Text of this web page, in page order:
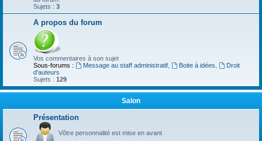
Sujets : 3
A propos du forum
Vos commentaires à son sujet
Sous-forums :
Message au staff administratif, Boite à idées
Droit
d'auteurs
Sujets : 129
Salon
Présentation
Vôtre personnalité est mise en avant